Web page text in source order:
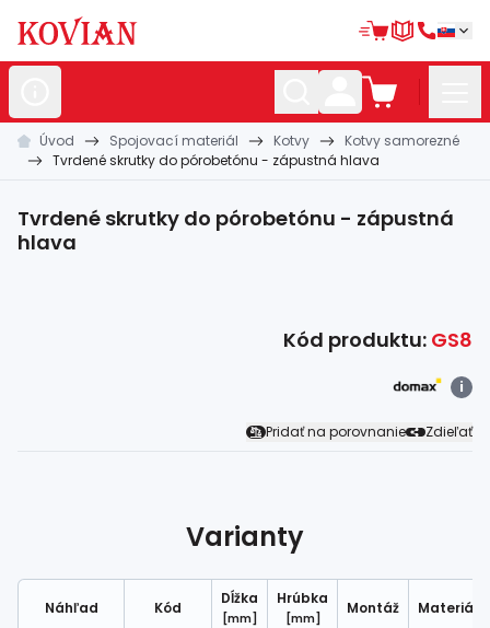
Nerezovépolotovary
Kované
Úvod Spojovací materiál Kotvy
Kotvy samorezné
Tvrdené skrutky do pórobetónu - zápustná hlava
Tvrdené skrutky do pórobetónu - zápustná
hlava
Kód produktu: GS8
i
Pridať na porovnanie Zdieľať
Varianty
Náhľad Kód
Dĺžka
[mm]
Hrúbka
[mm]
Montáž Materiál